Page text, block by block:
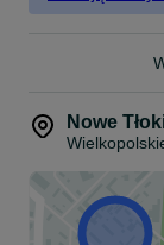
Nowe